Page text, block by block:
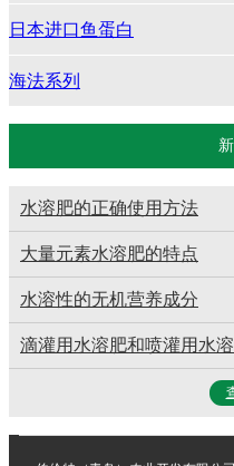
日本进口鱼蛋白
海法系列
水溶肥的正确使用方法
大量元素水溶肥的特点
水溶性的无机营养成分
滴灌用水溶肥和喷灌用水